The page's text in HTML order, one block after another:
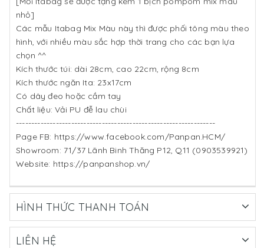
nhỏ]
Các mẫu Itabag Mix Màu này thì được phối tông màu theo
hình, với nhiều màu sắc hợp thời trang cho các bạn lựa
chọn ^^
Kích thước túi: dài 28cm, cao 22cm, rộng 8cm
Kích thước ngăn Ita: 23x17cm
Có dây đeo hoặc cầm tay
Chất liệu: Vải PU đễ lau chùi
-----------------------------------------------------------------
Page FB: https://www.facebook.com/Panpan.HCM/
Showroom: 71/37 Lãnh Binh Thăng P12, Q11 (0903539921)
Website: https://panpanshop.vn/
HÌNH THỨC THANH TOÁN
LIÊN HỆ